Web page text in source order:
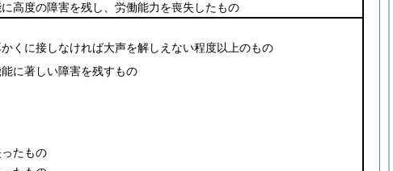
高度の障害を残し、労働能力を喪失したもの
くに接しなければ大声を解しえない程度以上のもの
に著しい障害を残すもの
たもの